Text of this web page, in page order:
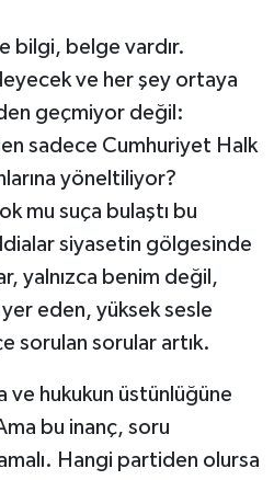
bilgi, belge vardır.
ve her şey ortaya
geçmiyor değil:
sadece Cumhuriyet Halk
yöneltiliyor?
mu suça bulaştı bu
siyasetin gölgesinde
yalnızca benim değil,
eden, yüksek sesle
sorulan sorular artık.
ve hukukun üstünlüğüne
bu inanç, soru
Hangi partiden olursa